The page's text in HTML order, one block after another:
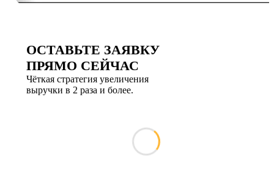
ОСТАВЬТЕ ЗАЯВКУ
ПРЯМО СЕЙЧАС
Чёткая стратегия увеличения
выручки в 2 раза и более.